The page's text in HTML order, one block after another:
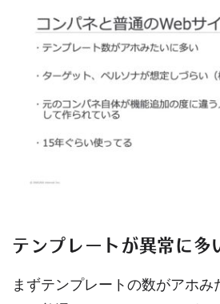
テンプレートが異常に多
まずテンプレートの数がアホみ